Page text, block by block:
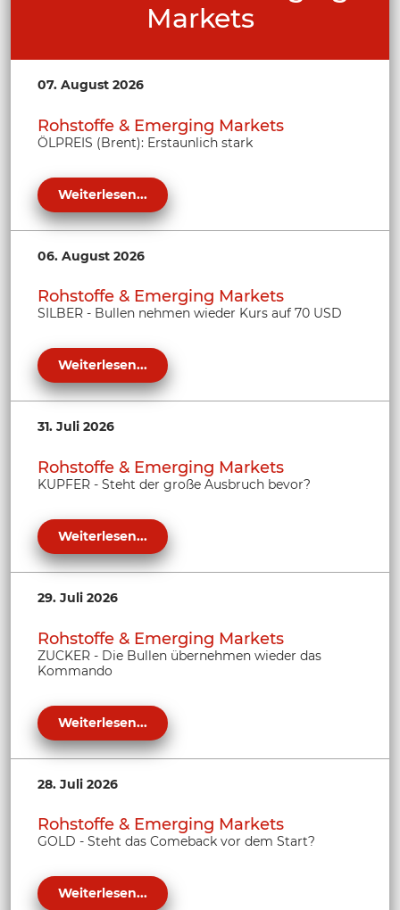
Markets
07. August 2026
Rohstoffe & Emerging Markets
ÖLPREIS (Brent): Erstaunlich stark
Weiterlesen...
06. August 2026
Rohstoffe & Emerging Markets
SILBER - Bullen nehmen wieder Kurs auf 70 USD
Weiterlesen...
31. Juli 2026
Rohstoffe & Emerging Markets
KUPFER - Steht der große Ausbruch bevor?
Weiterlesen...
29. Juli 2026
Rohstoffe & Emerging Markets
ZUCKER - Die Bullen übernehmen wieder das
Kommando
Weiterlesen...
28. Juli 2026
Rohstoffe & Emerging Markets
GOLD - Steht das Comeback vor dem Start?
Weiterlesen...